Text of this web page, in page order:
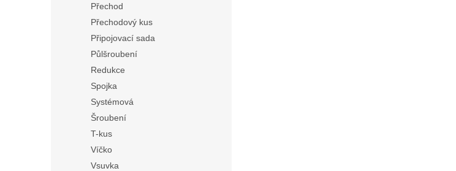
Přechod
Přechodový kus
Připojovací sada
Půlšroubení
Redukce
Spojka
Systémová
Šroubení
T-kus
Víčko
Vsuvka